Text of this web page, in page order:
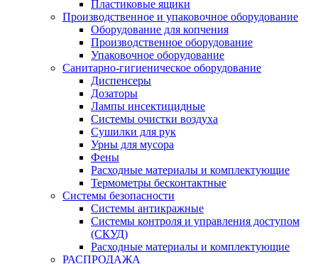
Пластиковые ящики
Производственное и упаковочное оборудование
Оборудование для копчения
Производственное оборудование
Упаковочное оборудование
Санитарно-гигиеническое оборудование
Диспенсеры
Дозаторы
Лампы инсектицидные
Системы очистки воздуха
Сушилки для рук
Урны для мусора
Фены
Расходные материалы и комплектующие
Термометры бесконтактные
Системы безопасности
Системы антикражные
Системы контроля и управления доступом
(СКУД)
Расходные материалы и комплектующие
РАСПРОДАЖА